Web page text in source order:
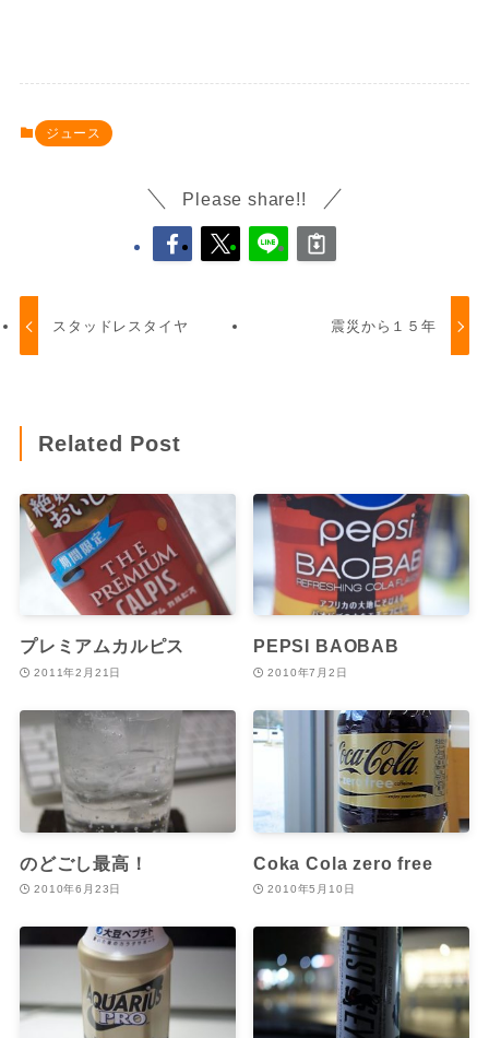
ジュース
Please share!!
スタッドレスタイヤ 震災から１５年
Related Post
プレミアムカルピス
2011年2月21日
PEPSI BAOBAB
2010年7月2日
のどごし最高！
2010年6月23日
Coka Cola zero free
2010年5月10日